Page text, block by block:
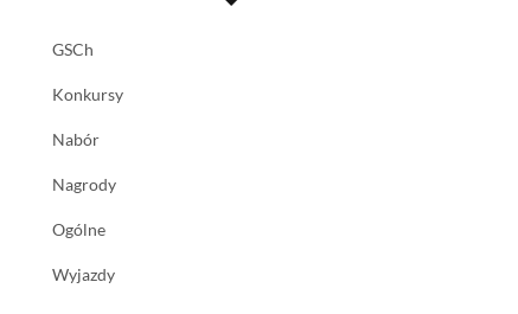
GSCh
Konkursy
Nabór
Nagrody
Ogólne
Wyjazdy